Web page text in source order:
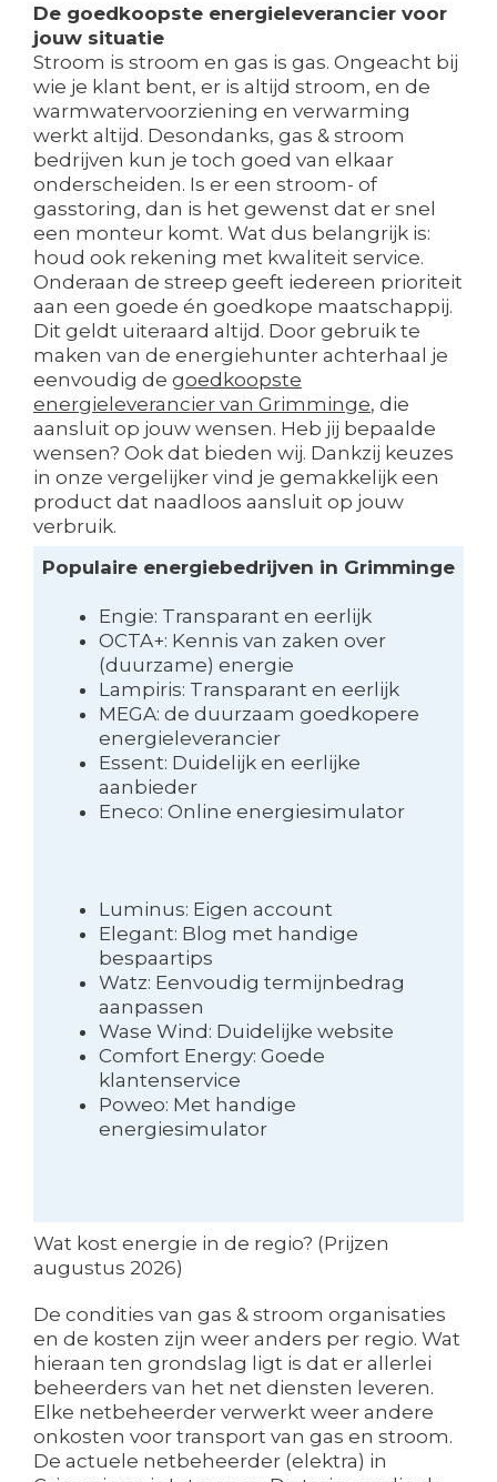
De goedkoopste energieleverancier voor
jouw situatie
Stroom is stroom en gas is gas. Ongeacht bij
wie je klant bent, er is altijd stroom, en de
warmwatervoorziening en verwarming
werkt altijd. Desondanks, gas & stroom
bedrijven kun je toch goed van elkaar
onderscheiden. Is er een stroom- of
gasstoring, dan is het gewenst dat er snel
een monteur komt. Wat dus belangrijk is:
houd ook rekening met kwaliteit service.
Onderaan de streep geeft iedereen prioriteit
aan een goede én goedkope maatschappij.
Dit geldt uiteraard altijd. Door gebruik te
maken van de energiehunter achterhaal je
eenvoudig de goedkoopste
energieleverancier van Grimminge, die
aansluit op jouw wensen. Heb jij bepaalde
wensen? Ook dat bieden wij. Dankzij keuzes
in onze vergelijker vind je gemakkelijk een
product dat naadloos aansluit op jouw
verbruik.
Populaire energiebedrijven in Grimminge
Engie: Transparant en eerlijk
OCTA+: Kennis van zaken over
(duurzame) energie
Lampiris: Transparant en eerlijk
MEGA: de duurzaam goedkopere
energieleverancier
Essent: Duidelijk en eerlijke
aanbieder
Eneco: Online energiesimulator
Luminus: Eigen account
Elegant: Blog met handige
bespaartips
Watz: Eenvoudig termijnbedrag
aanpassen
Wase Wind: Duidelijke website
Comfort Energy: Goede
klantenservice
Poweo: Met handige
energiesimulator
Wat kost energie in de regio? (Prijzen
augustus 2026)
De condities van gas & stroom organisaties
en de kosten zijn weer anders per regio. Wat
hieraan ten grondslag ligt is dat er allerlei
beheerders van het net diensten leveren.
Elke netbeheerder verwerkt weer andere
onkosten voor transport van gas en stroom.
De actuele netbeheerder (elektra) in